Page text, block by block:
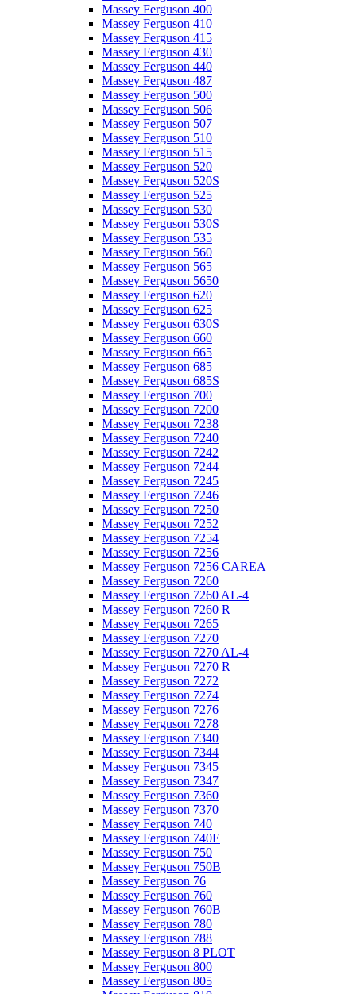
Massey Ferguson 400
Massey Ferguson 410
Massey Ferguson 415
Massey Ferguson 430
Massey Ferguson 440
Massey Ferguson 487
Massey Ferguson 500
Massey Ferguson 506
Massey Ferguson 507
Massey Ferguson 510
Massey Ferguson 515
Massey Ferguson 520
Massey Ferguson 520S
Massey Ferguson 525
Massey Ferguson 530
Massey Ferguson 530S
Massey Ferguson 535
Massey Ferguson 560
Massey Ferguson 565
Massey Ferguson 5650
Massey Ferguson 620
Massey Ferguson 625
Massey Ferguson 630S
Massey Ferguson 660
Massey Ferguson 665
Massey Ferguson 685
Massey Ferguson 685S
Massey Ferguson 700
Massey Ferguson 7200
Massey Ferguson 7238
Massey Ferguson 7240
Massey Ferguson 7242
Massey Ferguson 7244
Massey Ferguson 7245
Massey Ferguson 7246
Massey Ferguson 7250
Massey Ferguson 7252
Massey Ferguson 7254
Massey Ferguson 7256
Massey Ferguson 7256 CAREA
Massey Ferguson 7260
Massey Ferguson 7260 AL-4
Massey Ferguson 7260 R
Massey Ferguson 7265
Massey Ferguson 7270
Massey Ferguson 7270 AL-4
Massey Ferguson 7270 R
Massey Ferguson 7272
Massey Ferguson 7274
Massey Ferguson 7276
Massey Ferguson 7278
Massey Ferguson 7340
Massey Ferguson 7344
Massey Ferguson 7345
Massey Ferguson 7347
Massey Ferguson 7360
Massey Ferguson 7370
Massey Ferguson 740
Massey Ferguson 740E
Massey Ferguson 750
Massey Ferguson 750B
Massey Ferguson 76
Massey Ferguson 760
Massey Ferguson 760B
Massey Ferguson 780
Massey Ferguson 788
Massey Ferguson 8 PLOT
Massey Ferguson 800
Massey Ferguson 805